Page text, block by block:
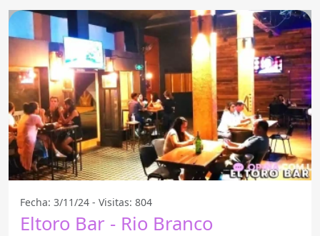
Fecha: 3/11/24 - Visitas: 804
Eltoro Bar - Rio Branco